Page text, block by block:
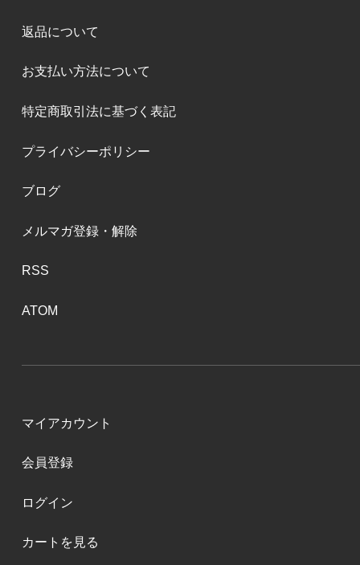
返品について
お支払い方法について
特定商取引法に基づく表記
プライバシーポリシー
ブログ
メルマガ登録・解除
RSS
ATOM
マイアカウント
会員登録
ログイン
カートを見る